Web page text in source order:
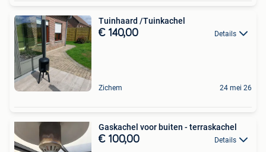
Tuinhaard /Tuinkachel
€ 140,00 Details
Zichem 24 mei 26
Gaskachel voor buiten - terraskachel
€ 100,00 Details